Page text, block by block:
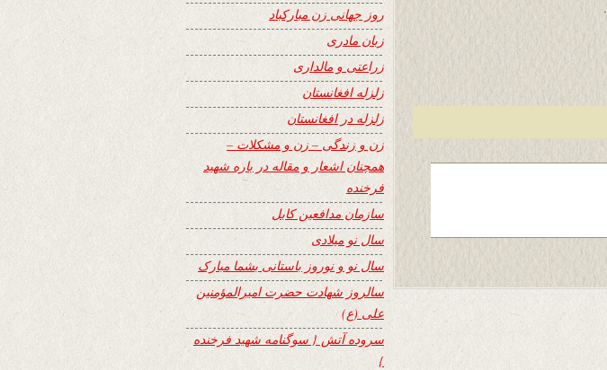
روز جهانی زن مبارکباد
زبان مادری
زراعتی و مالداری
زلزله افغانستان
زلزله در افغانستان
زن و زندگی – زن و مشکلات –
همچنان اشعار و مقاله در باره شهید
فرخنده
سازمان مدافعین کابل
سال نو میلادی
سال نو و نوروز باستانی بشما مبارک
سالروز شهادت حضرت امیرالمؤمنین
علی (ع)
سروده آتش { سوگنامه شهید فرخنده
}